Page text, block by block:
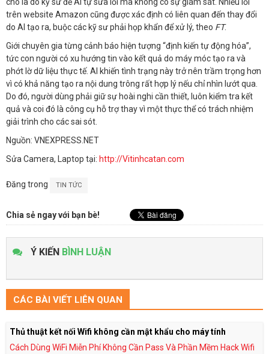
trên website Amazon cũng được xác định có liên quan đến thay đổi
do AI tạo ra, buộc các kỹ sư phải họp khẩn để xử lý, theo FT.
Giới chuyên gia từng cảnh báo hiện tượng “định kiến tự động hóa”,
tức con người có xu hướng tin vào kết quả do máy móc tạo ra và
phớt lờ dữ liệu thực tế. AI khiến tình trạng này trở nên trầm trọng hơn
vì có khả năng tạo ra nội dung trông rất hợp lý nếu chỉ nhìn lướt qua.
Do đó, người dùng phải giữ sự hoài nghi cần thiết, luôn kiểm tra kết
quả và coi đó là công cụ hỗ trợ thay vì một thực thể có trách nhiệm
giải trình cho các sai sót.
Nguồn: VNEXPRESS.NET
Sửa Camera, Laptop tại: http://Vitinhcatan.com
Đăng trong TIN TỨC
Chia sẻ ngay với bạn bè!
Ý KIẾN BÌNH LUẬN
CÁC BÀI VIẾT LIÊN QUAN
Thủ thuật kết nối Wifi không cần mật khẩu cho máy tính
Cách Dùng WiFi Miễn Phí Không Cần Pass Và Phần Mềm Hack Wifi